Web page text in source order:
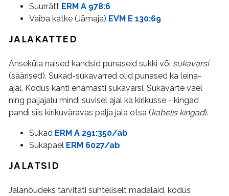
Suurrätt ERM A 978:6
Vaiba katke (Jämaja) EVM E 130:69
JALAKATTED
Anseküla naised kandsid punaseid sukki või sukavarsi
(säärised). Sukad-sukavarred olid punased ka leina-
ajal. Kodus kanti enamasti sukavarsi. Sukavarte väel
ning paljajalu mindi suvisel ajal ka kirikusse - kingad
pandi siis kirikuväravas palja jala otsa (kabelis kingad).
Sukad ERM A 291:350/ab
Sukapael ERM 6027/ab
JALATSID
Jalanõudeks tarvitati suhteliselt madalaid, kodus